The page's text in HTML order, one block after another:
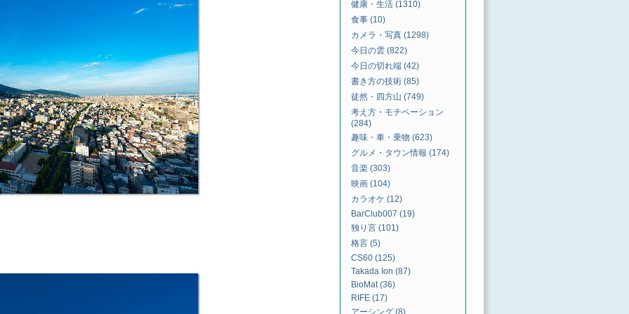
健康・生活 (1310)
食事 (10)
カメラ・写真 (1298)
今日の雲 (822)
今日の切れ端 (42)
書き方の技術 (85)
徒然・四方山 (749)
考え方・モチベーション
(284)
趣味・車・乗物 (623)
グルメ・タウン情報 (174)
音楽 (303)
映画 (104)
カラオケ (12)
BarClub007 (19)
独り言 (101)
格言 (5)
CS60 (125)
Takada Ion (87)
BioMat (36)
RIFE (17)
アーシング (8)